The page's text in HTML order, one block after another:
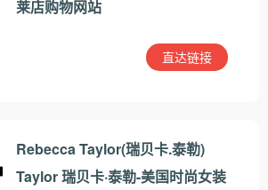
莱店购物网站
直达链接
Rebecca Taylor(瑞贝卡.泰勒)
Taylor 瑞贝卡·泰勒-美国时尚女装